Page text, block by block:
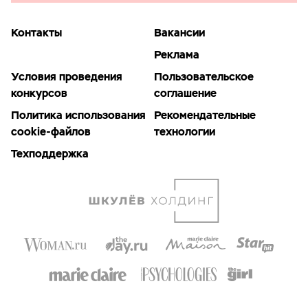
Контакты
Вакансии
Реклама
Условия проведения
конкурсов
Пользовательское
соглашение
Политика использования
cookie-файлов
Рекомендательные
технологии
Техподдержка